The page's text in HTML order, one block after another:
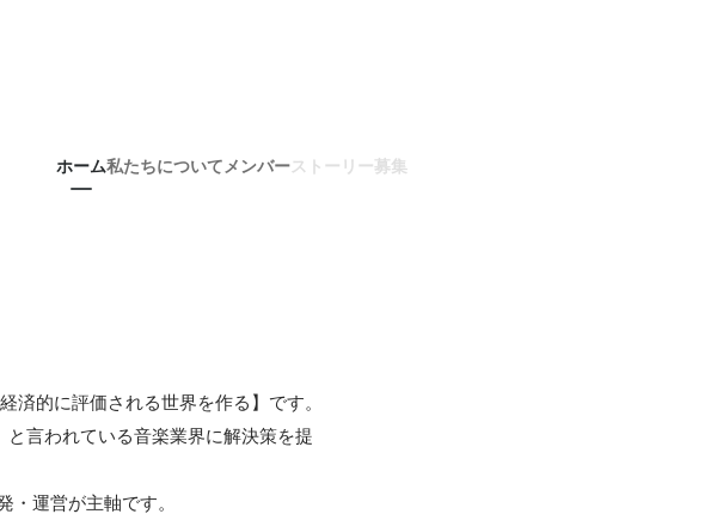
ホーム私たちについて メンバーストーリー募集
済的に評価される世界を作る】です。
言われている音楽業界に解決策を提
運営が主軸です。